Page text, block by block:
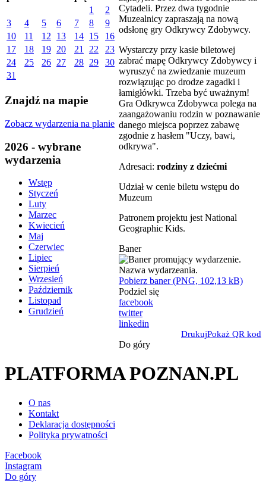
1
2
3
4 5 6 7 8
9
10
11 12 13 14 15
16
17
18 19 20 21 22
23
24
25 26 27 28 29
30
31
Znajdź na mapie
Zobacz wydarzenia na planie
2026 - wybrane
wydarzenia
Wstęp
Styczeń
Luty
Marzec
Kwiecień
Maj
Czerwiec
Lipiec
Sierpień
Wrzesień
Październik
Listopad
Grudzień
Cytadeli. Przez dwa tygodnie
Muzealnicy zapraszają na nową
odsłonę gry Odkrywcy Zdobywcy.
Wystarczy przy kasie biletowej
zabrać mapę Odkrywcy Zdobywcy i
wyruszyć na zwiedzanie muzeum
rozwiązując po drodze zagadki i
łamigłówki. Trzeba być uważnym!
Gra Odkrywca Zdobywca polega na
zaangażowaniu rodzin w poznawanie
danego miejsca poprzez zabawę
zgodnie z hasłem "Uczy, bawi,
odkrywa".
Adresaci: rodziny z dziećmi
Udział w cenie biletu wstępu do
Muzeum
Patronem projektu jest National
Geographic Kids.
Baner
Pobierz baner (PNG, 102,13 kB)
Podziel się
facebook
twitter
linkedin
DrukujPokaż QR kod
Do góry
PLATFORMA POZNAN.PL
O nas
Kontakt
Deklaracja dostępności
Polityka prywatności
Facebook
Instagram
Do góry